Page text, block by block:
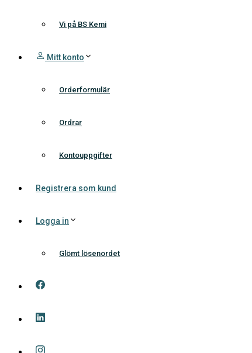
Vi på BS Kemi
Mitt konto
Orderformulär
Ordrar
Kontouppgifter
Registrera som kund
Logga in
Glömt lösenordet